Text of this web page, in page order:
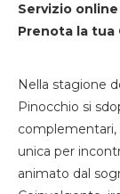
Servizio
Prenota la tua
Nella stagione
Pinocchio si
complementari,
unica per
animato dal